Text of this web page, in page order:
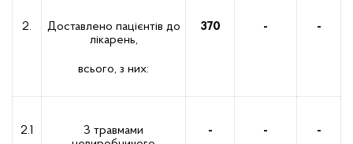
2.
Доставлено пацієнтів до
лікарень,
всього, з них:
370 - -
2.1
З травмами
- - -